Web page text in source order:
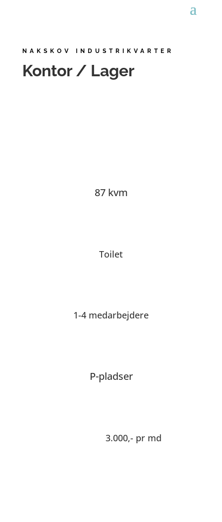
NAKSKOV INDUSTRIKVARTER
Kontor / Lager
87 kvm
Toilet
1-4 medarbejdere
P-pladser
3.000,- pr md